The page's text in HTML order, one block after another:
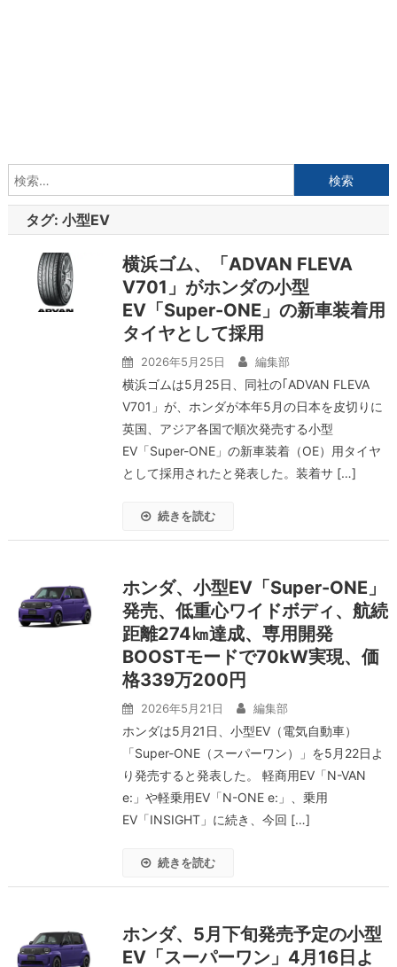
索:
タグ: 小型EV
横浜ゴム、「ADVAN FLEVA
V701」がホンダの小型
EV「Super-ONE」の新車装着用
タイヤとして採用
2026年5月25日 編集部
横浜ゴムは5月25日、同社の｢ADVAN FLEVA
V701」が、ホンダが本年5月の日本を皮切りに
英国、アジア各国で順次発売する小型
EV「Super-ONE」の新車装着（OE）用タイヤ
として採用されたと発表した。装着サ […]
続きを読む
ホンダ、小型EV「Super-ONE」
発売、低重心ワイドボディ、航続
距離274㎞達成、専用開発
BOOSTモードで70kW実現、価
格339万200円
2026年5月21日 編集部
ホンダは5月21日、小型EV（電気自動車）
「Super-ONE（スーパーワン）」を5月22日よ
り発売すると発表した。 軽商用EV「N-VAN
e:」や軽乗用EV「N-ONE e:」、乗用
EV「INSIGHT」に続き、今回 […]
続きを読む
ホンダ、5月下旬発売予定の小型
EV「スーパーワン」4月16日よ